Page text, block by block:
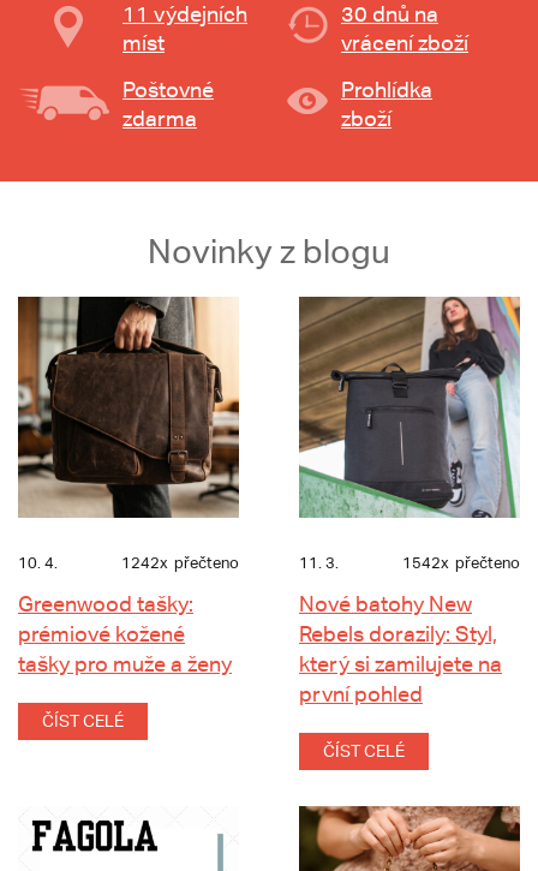
11 výdejních
míst
30 dnů na
vrácení zboží
Poštovné
zdarma
Prohlídka
zboží
Novinky z blogu
10. 4. 1242x přečteno
Greenwood tašky:
prémiové kožené
tašky pro muže a ženy
ČÍST CELÉ
11. 3. 1542x přečteno
Nové batohy New
Rebels dorazily: Styl,
který si zamilujete na
první pohled
ČÍST CELÉ